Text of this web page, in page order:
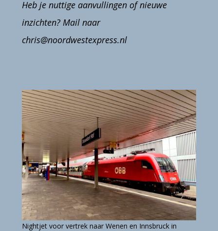
Heb je nuttige aanvullingen of nieuwe
inzichten? Mail naar
chris@noordwestexpress.nl
Nightjet voor vertrek naar Wenen en Innsbruck in